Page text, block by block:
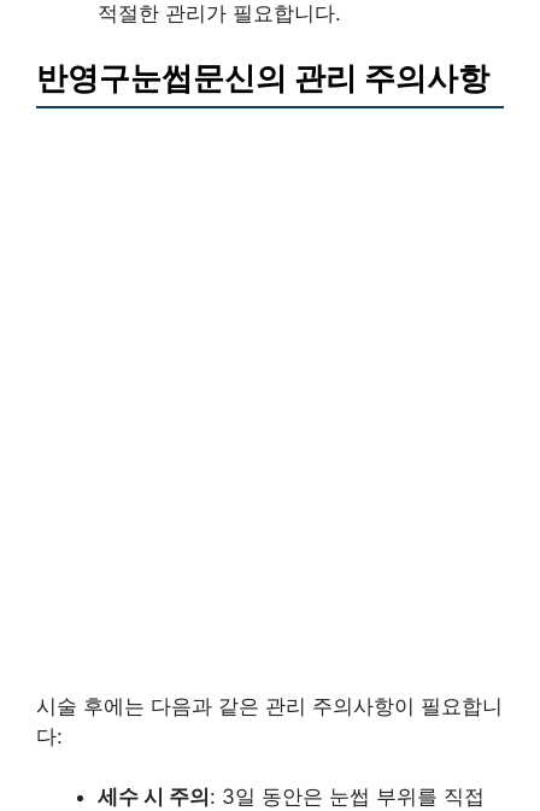
적절한 관리가 필요합니다.
반영구눈썹문신의 관리 주의사항
시술 후에는 다음과 같은 관리 주의사항이 필요합니
다:
세수 시 주의 : 3일 동안은 눈썹 부위를 직접